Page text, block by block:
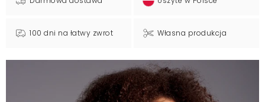
100 dni na łatwy zwrot Własna produkcja